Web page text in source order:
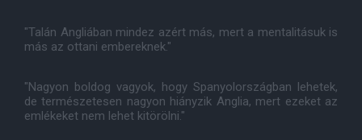
"Talán Angliában mindez azért más, mert a mentalitásuk is
más az ottani embereknek."
"Nagyon boldog vagyok, hogy Spanyolországban lehetek,
de természetesen nagyon hiányzik Anglia, mert ezeket az
emlékeket nem lehet kitörölni."